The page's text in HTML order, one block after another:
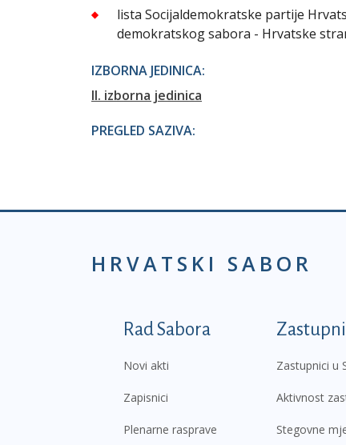
lista Socijaldemokratske partije
demokratskog sabora - Hrvatske
IZBORNA JEDINICA:
II. izborna jedinica
PREGLED SAZIVA:
HRVATSKI SABOR
Podnožje prvi
Rad Sabora
Novi akti
Zapisnici
Plenarne rasprave
Zastupnici u
Aktivnost
Stegovne